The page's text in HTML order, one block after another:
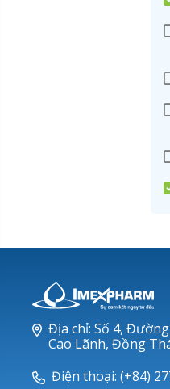
Địa chỉ: Số 4,
Cao Lãnh, Đồng
Điện thoại: (+84)